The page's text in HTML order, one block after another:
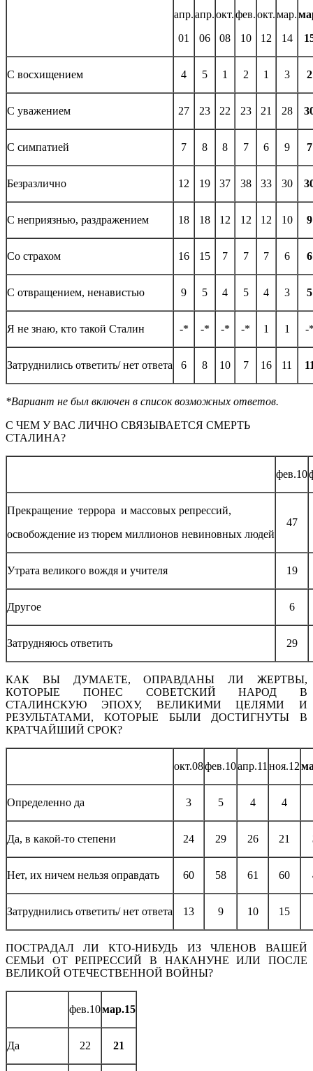
апр.
01
апр.
06
окт.
08
фев.
10
окт.
12
мар.
14
С восхищением 4 5 1 2 1 3 2
С уважением 27 23 22 23 21 28
С симпатией 7 8 8 7 6 9 7
Безразлично 12 19 37 38 33 30
С неприязнью, раздражением 18 18 12 12 12 10 9
Со страхом 16 15 7 7 7 6 6
С отвращением, ненавистью 9 5 4 5 4 3 5
Я не знаю, кто такой Сталин -* -* -* -* 1 1 -
Затруднились ответить/ нет ответа 6 8 10 7 16 11
*Вариант не был включен в список возможных ответов.
С ЧЕМ У ВАС ЛИЧНО СВЯЗЫВАЕТСЯ СМЕРТЬ
СТАЛИНА?
фев.10
Прекращение террора и массовых репрессий,
освобождение из тюрем миллионов невиновных людей
47
Утрата великого вождя и учителя 19
Другое 6
Затрудняюсь ответить 29
КАК ВЫ ДУМАЕТЕ, ОПРАВДАНЫ ЛИ ЖЕРТВЫ,
КОТОРЫЕ ПОНЕС СОВЕТСКИЙ НАРОД В
СТАЛИНСКУЮ ЭПОХУ, ВЕЛИКИМИ ЦЕЛЯМИ И
РЕЗУЛЬТАТАМИ, КОТОРЫЕ БЫЛИ ДОСТИГНУТЫ В
КРАТЧАЙШИЙ СРОК?
окт.08фев.10апр.11 ноя.12
Определенно да 3 5 4 4
Да, в какой-то степени 24 29 26 21
Нет, их ничем нельзя оправдать 60 58 61 60
Затруднились ответить/ нет ответа 13 9 10 15
ПОСТРАДАЛ ЛИ КТО-НИБУДЬ ИЗ ЧЛЕНОВ ВАШЕЙ
СЕМЬИ ОТ РЕПРЕССИЙ В НАКАНУНЕ ИЛИ ПОСЛЕ
ВЕЛИКОЙ ОТЕЧЕСТВЕННОЙ ВОЙНЫ?
фев.10мар.15
Да 22 21